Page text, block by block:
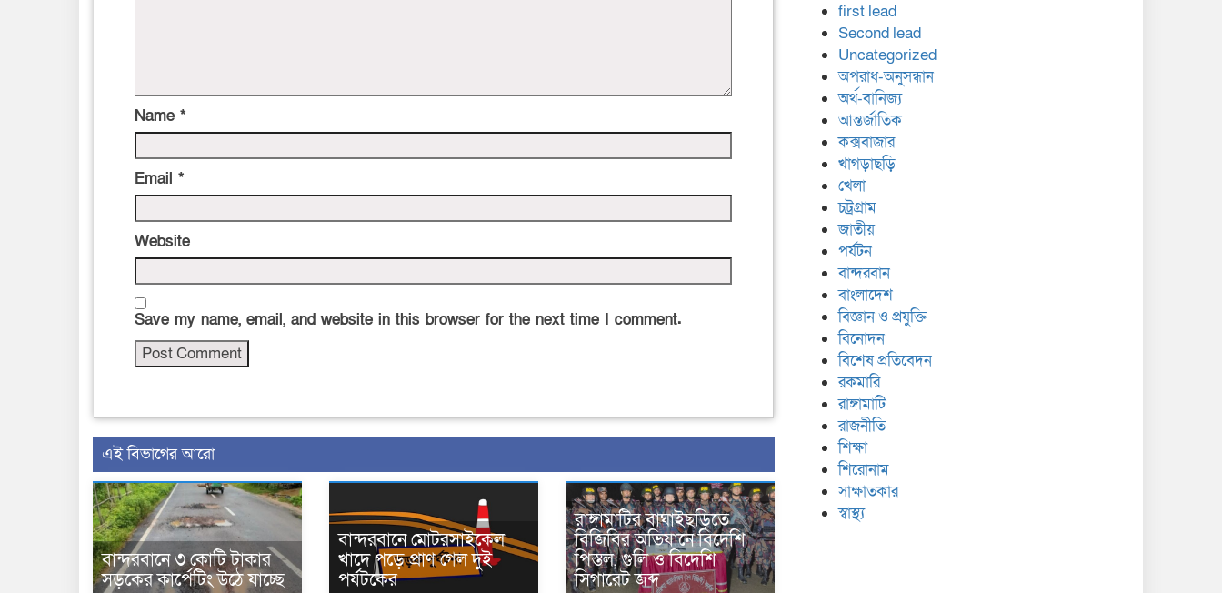
Name *
Email *
Website
Save my name, email, and website in this browser for the next time I comment.
এই বিভাগের আরো
বান্দরবানে ৩ কোটি টাকার
সড়কের কার্পেটিং উঠে যাচ্ছে
বান্দরবানে মোটরসাইকেল
খাদে পড়ে প্রাণ গেল দুই
পর্যটকের
রাঙ্গামাটির বাঘাইছড়িতে
বিজিবির অভিযানে বিদেশি
পিস্তল, গুলি ও বিদেশি
সিগারেট জব্দ
first lead
Second lead
Uncategorized
অপরাধ-অনুসন্ধান
অর্থ-বানিজ্য
আন্তর্জাতিক
কক্সবাজার
খাগড়াছড়ি
খেলা
চট্রগ্রাম
জাতীয়
পর্যটন
বান্দরবান
বাংলাদেশ
বিজ্ঞান ও প্রযুক্তি
বিনোদন
বিশেষ প্রতিবেদন
রকমারি
রাঙ্গামাটি
রাজনীতি
শিক্ষা
শিরোনাম
সাক্ষাতকার
স্বাস্থ্য